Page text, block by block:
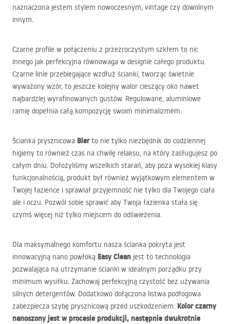
naznaczona jestem stylem nowoczesnym, vintage czy dowolnym
innym.
Czarne profile w połączeniu z przezroczystym szkłem to nic
innego jak perfekcyjna równowaga w designie całego produktu.
Czarne linie przebiegające wzdłuż ścianki, tworząc świetnie
wyważony wzór, to jeszcze kolejny walor cieszący oko nawet
najbardziej wyrafinowanych gustów. Regulowane, aluminiowe
ramię dopełnia całą kompozycję swoim minimalizmem.
Ścianka prysznicowa Blerto nie tylko niezbędnik do codziennej
higieny to również czas na chwilę relaksu, na który zasługujesz po
całym dniu. Dołożyliśmy wszelkich starań, aby poza wysokiej klasy
funkcjonalnością, produkt był również wyjątkowym elementem w
Twojej łazience i sprawiał przyjemność nie tylko dla Twojego ciała
ale i oczu. Pozwól sobie sprawić aby Twoja łazienka stała się
czymś więcej niż tylko miejscem do odświeżenia.
Dla maksymalnego komfortu nasza ścianka pokryta jest
innowacyjną nano powłoką Easy Clean jest to technologia
pozwalająca na utrzymanie ścianki w idealnym porządku przy
minimum wysiłku. Zachowaj perfekcyjną czystość bez używania
silnych detergentów. Dodatkowo dołączona listwa podłogowa
zabezpiecza szybę prysznicową przed uszkodzeniem. Kolor czarny
nanoszony jest w procesie produkcji, następnie dwukrotnie